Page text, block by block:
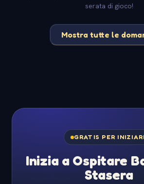
serata di gioco!
Mostra tutte le
GRATIS PER
Inizia a Ospitare
Stasera